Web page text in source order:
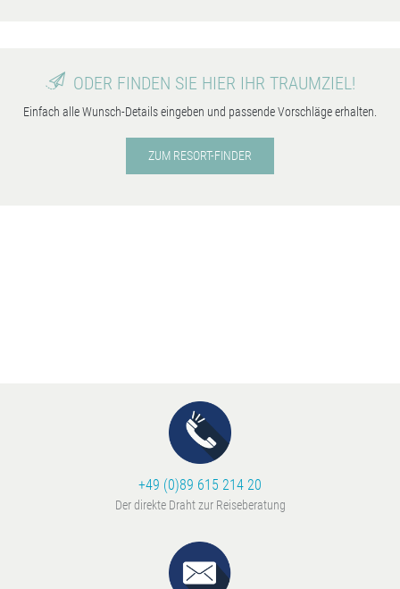
ODER FINDEN SIE HIER IHR TRAUMZIEL!
Einfach alle Wunsch-Details eingeben und passende Vorschläge erhalten.
ZUM RESORT-FINDER
+49 (0)89 615 214 20
Der direkte Draht zur Reiseberatung